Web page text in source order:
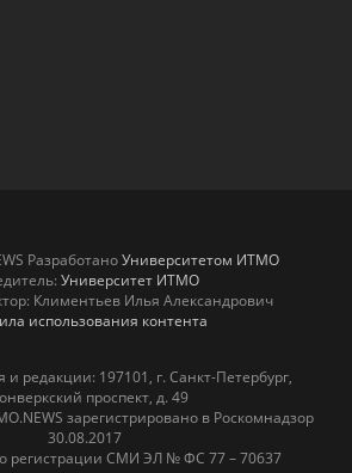
РазработаноУниверситетом ИТМО
Университет ИТМО
Климентьев Илья Александрович
использования контента
и редакции: 197101, г. Санкт-Петербург,
проспект, д. 49
зарегистрировано в Роскомнадзор
30.08.2017
регистрации СМИ ЭЛ № ФС 77 – 70637